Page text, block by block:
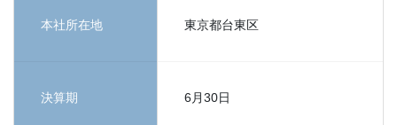
本社所在地 東京都台東区
決算期 6月30日